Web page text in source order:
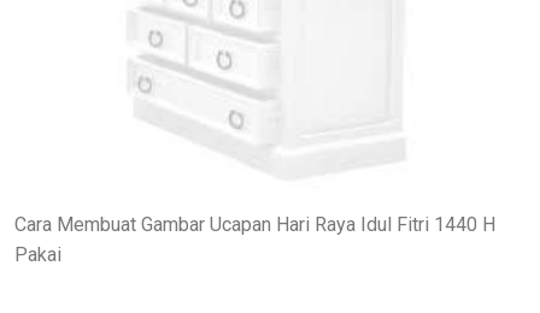
Cara Membuat Gambar Ucapan Hari Raya Idul Fitri 1440 H
Pakai